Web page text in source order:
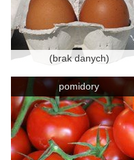
(brak danych)
pomidory